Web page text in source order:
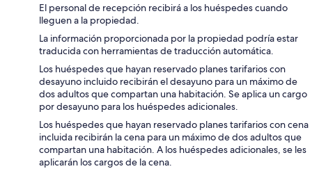
El personal de recepción recibirá a los huéspedes cuando
lleguen a la propiedad.
La información proporcionada por la propiedad podría estar
traducida con herramientas de traducción automática.
Los huéspedes que hayan reservado planes tarifarios con
desayuno incluido recibirán el desayuno para un máximo de
dos adultos que compartan una habitación. Se aplica un cargo
por desayuno para los huéspedes adicionales.
Los huéspedes que hayan reservado planes tarifarios con cena
incluida recibirán la cena para un máximo de dos adultos que
compartan una habitación. A los huéspedes adicionales, se les
aplicarán los cargos de la cena.